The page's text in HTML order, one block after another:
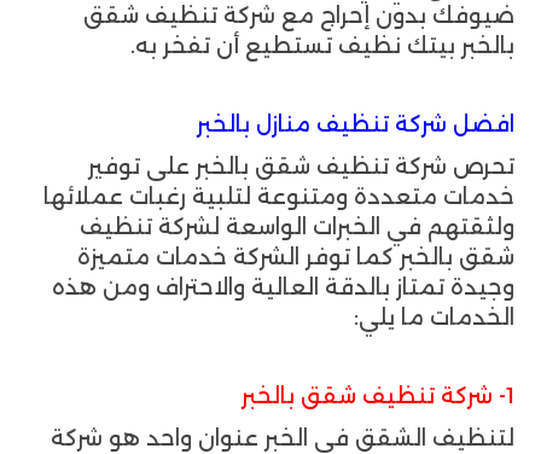
ضيوفك بدون إحراج مع شركة تنظيف شقق
بالخبر بيتك نظيف تستطيع أن تفخر به.
افضل شركة تنظيف منازل بالخبر
تحرص شركة تنظيف شقق بالخبر على توفير
خدمات متعددة ومتنوعة لتلبية رغبات عملائها
ولثقتهم في الخبرات الواسعة لشركة تنظيف
شقق بالخبر كما توفر الشركة خدمات متميزة
وجيدة تمتاز بالدقة العالية والاحتراف ومن هذه
الخدمات ما يلي:
1- شركة تنظيف شقق بالخبر
لتنظيف الشقق في الخبر عنوان واحد هو شركة